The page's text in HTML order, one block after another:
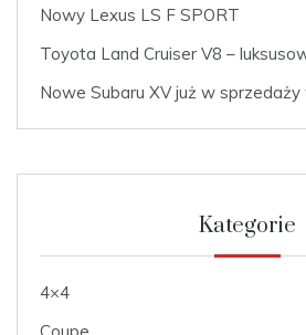
Nowy Lexus LS F SPORT
Toyota Land Cruiser V8 –
Nowe Subaru XV już w sprzedaży
Kategorie
4×4